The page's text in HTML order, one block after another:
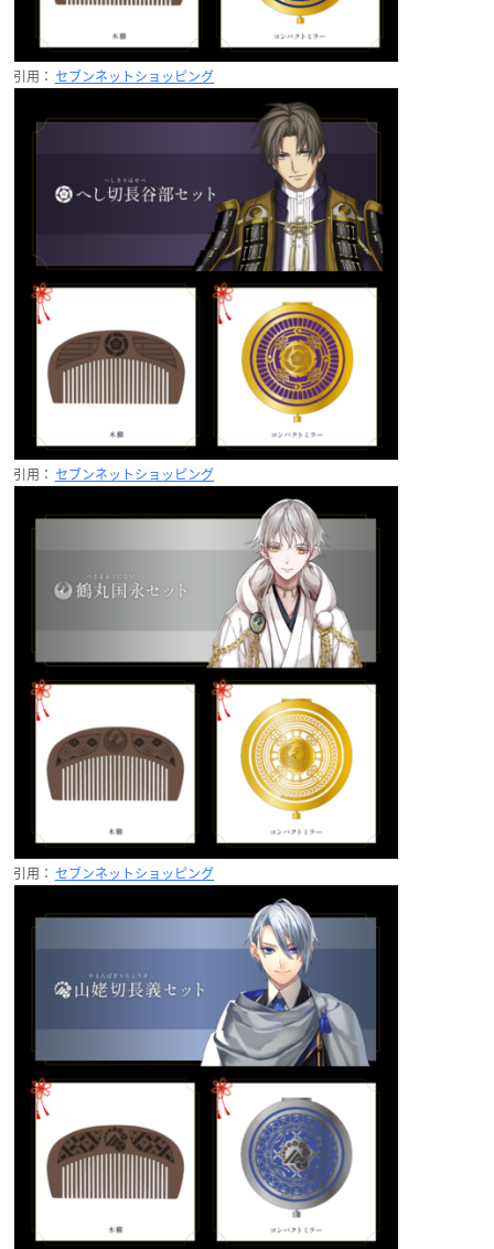
引用： セブンネットショッピング
引用： セブンネットショッピング
引用： セブンネットショッピング